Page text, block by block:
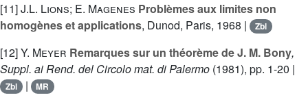
[11]J.L. Lions; E. Magenes Problèmes aux limites non
homogènes et applications, Dunod, Paris, 1968 | Zbl
[12]Y. Meyer Remarques sur un théorème de J. M. Bony,
Suppl. ai Rend. del Circolo mat. di Palermo (1981), pp. 1-20 |
Zbl | MR